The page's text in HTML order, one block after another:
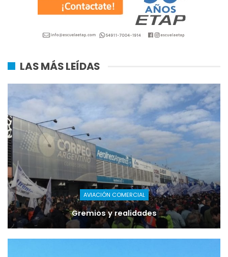
LAS MÁS LEÍDAS
AVIACIÓN COMERCIAL
Gremios y realidades